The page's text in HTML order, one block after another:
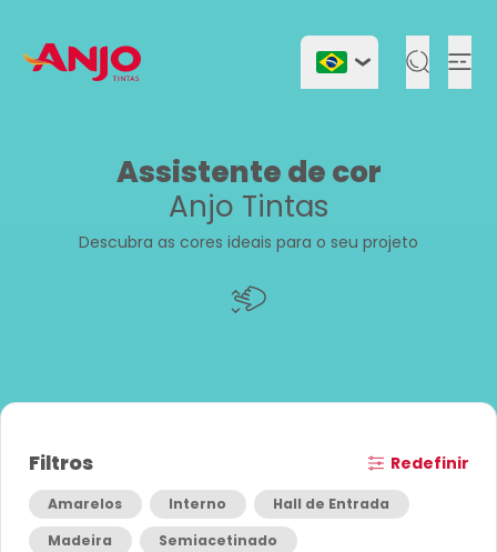
Assistente de cor
Anjo Tintas
Descubra as cores ideais para o seu projeto
Filtros Redefinir
Amarelos Interno
Hall de Entrada
Madeira
Semiacetinado